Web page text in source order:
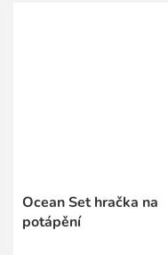
Ocean Set hračka na
potápění